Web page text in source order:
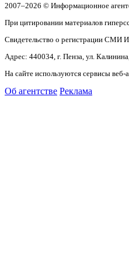
2007–2026 © Информационное
При цитировании материалов
Свидетельство о регистрации СМИ
Адрес: 440034, г. Пенза, ул.
На сайте используются сервисы
Об агентстве Реклама